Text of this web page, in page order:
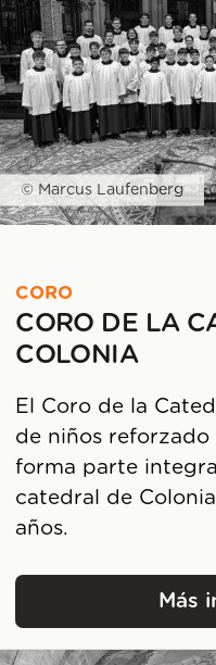
© Marcus Laufenberg
CORO
CORO DE LA
COLONIA
El Coro de la
de niños reforzado
forma parte
catedral de
años.
Más